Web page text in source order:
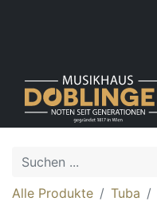
Alle Produkte Tuba